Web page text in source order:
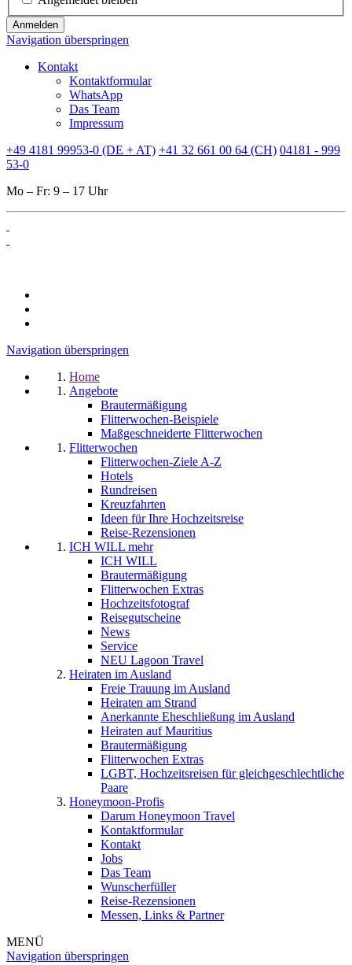
Anmelden
Navigation überspringen
Kontakt
Kontaktformular
WhatsApp
Das Team
Impressum
+49 4181 99953-0 (DE + AT) +41 32 661 00 64 (CH) 04181 - 999
53-0
Mo – Fr: 9 – 17 Uhr
Navigation überspringen
Home
Angebote
Brautermäßigung
Flitterwochen-Beispiele
Maßgeschneiderte Flitterwochen
Flitterwochen
Flitterwochen-Ziele A-Z
Hotels
Rundreisen
Kreuzfahrten
Ideen für Ihre Hochzeitsreise
Reise-Rezensionen
ICH WILL mehr
ICH WILL
Brautermäßigung
Flitterwochen Extras
Hochzeitsfotograf
Reisegutscheine
News
Service
NEU Lagoon Travel
Heiraten im Ausland
Freie Trauung im Ausland
Heiraten am Strand
Anerkannte Eheschließung im Ausland
Heiraten auf Mauritius
Brautermäßigung
Flitterwochen Extras
LGBT, Hochzeitsreisen für gleichgeschlechtliche
Paare
Honeymoon-Profis
Darum Honeymoon Travel
Kontaktformular
Kontakt
Jobs
Das Team
Wunscherfüller
Reise-Rezensionen
Messen, Links & Partner
MENÜ
Navigation überspringen